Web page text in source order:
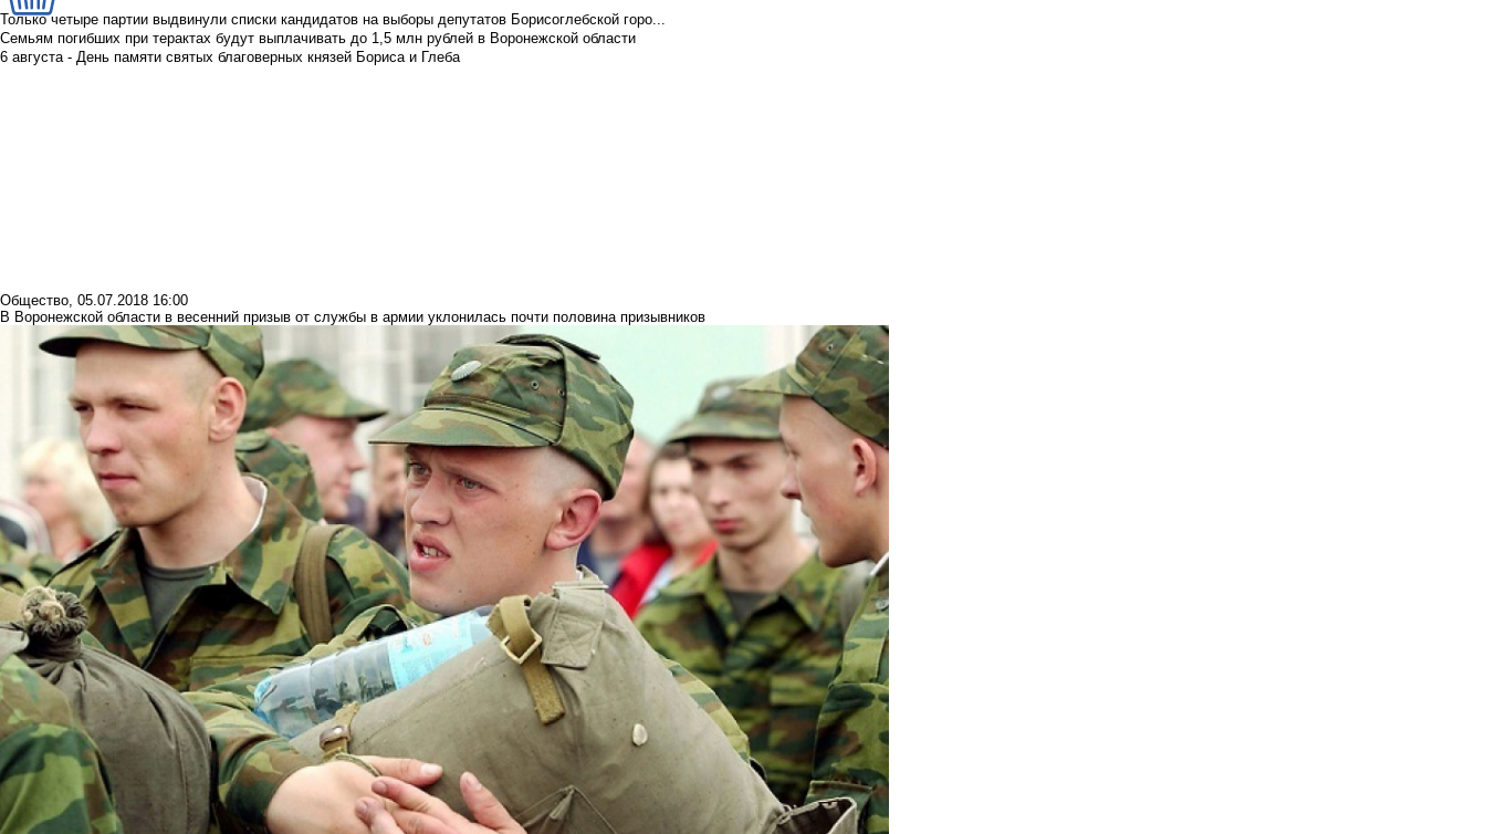
Только четыре партии выдвинули списки кандидатов на выборы депутатов Борисоглебской горо...
Семьям погибших при терактах будут выплачивать до 1,5 млн рублей в Воронежской области
6 августа - День памяти святых благоверных князей Бориса и Глеба
Общество, 05.07.2018 16:00
В Воронежской области в весенний призыв от службы в армии уклонилась почти половина призывников